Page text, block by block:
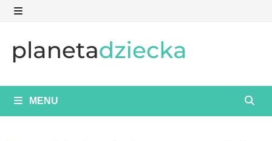
Skip
content
MENU